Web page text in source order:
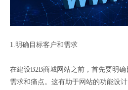
1.明确目标客户和需求
在建设B2B商城网站之前，首先要明
需求和痛点。这有助于网站的功能设